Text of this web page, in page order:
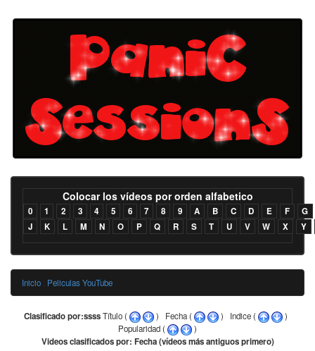
Colocar los vídeos por orden alfabetico
0 1 2 3 4 5 6 7 8 9 A B C D E F
G
J
K L M N O P Q R S T U V W X Y
Inicio : Peliculas YouTube
Clasificado por:ssssTítulo ( ) Fecha ( ) Indice (
)
Popularidad (
)
Videos clasificados por: Fecha (vídeos más antiguos primero)